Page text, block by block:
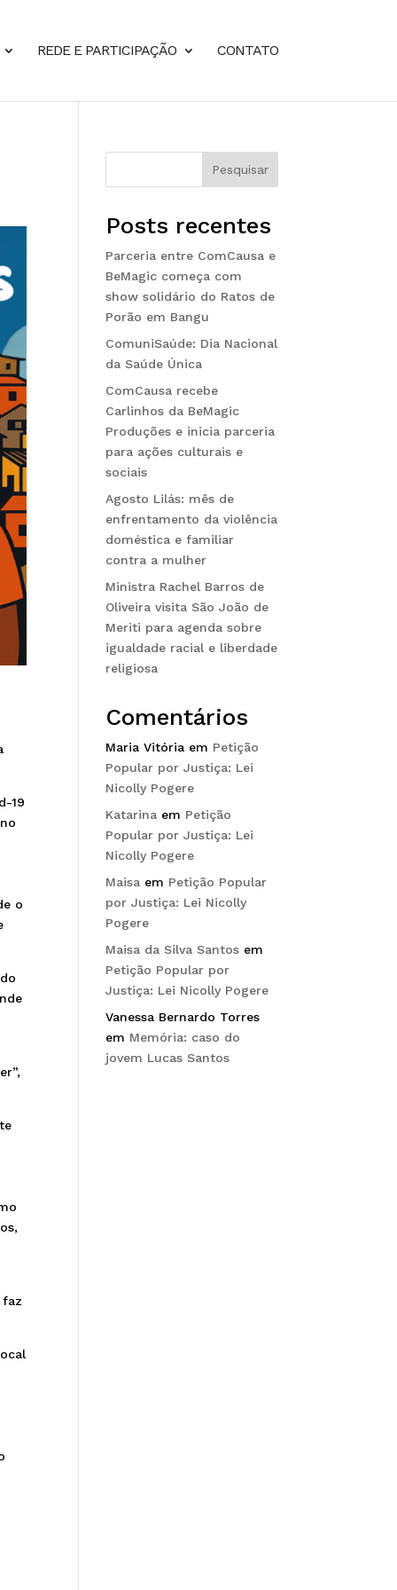
REDE E PARTICIPAÇÃO CONTATO
19
o
Pesquisar
Posts recentes
Parceria entre ComCausa e
BeMagic começa com
show solidário do Ratos de
Porão em Bangu
ComuniSaúde: Dia Nacional
da Saúde Única
ComCausa recebe
Carlinhos da BeMagic
Produções e inicia parceria
para ações culturais e
sociais
Agosto Lilás: mês de
enfrentamento da violência
doméstica e familiar
contra a mulher
Ministra Rachel Barros de
Oliveira visita São João de
Meriti para agenda sobre
igualdade racial e liberdade
religiosa
Comentários
Maria Vitória em Petição
Popular por Justiça: Lei
Nicolly Pogere
Katarina em Petição
Popular por Justiça: Lei
Nicolly Pogere
Maisa em Petição Popular
por Justiça: Lei Nicolly
Pogere
Maisa da Silva Santos em
Petição Popular por
Justiça: Lei Nicolly Pogere
Vanessa Bernardo Torres
em Memória: caso do
jovem Lucas Santos